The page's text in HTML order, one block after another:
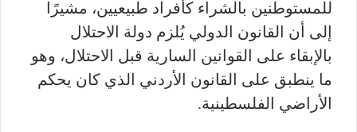
للمستوطنين بالشراء كأفراد طبيعيين، مشيرًا
إلى أن القانون الدولي يُلزم دولة الاحتلال
بالإبقاء على القوانين السارية قبل الاحتلال، وهو
ما ينطبق على القانون الأردني الذي كان يحكم
الأراضي الفلسطينية.